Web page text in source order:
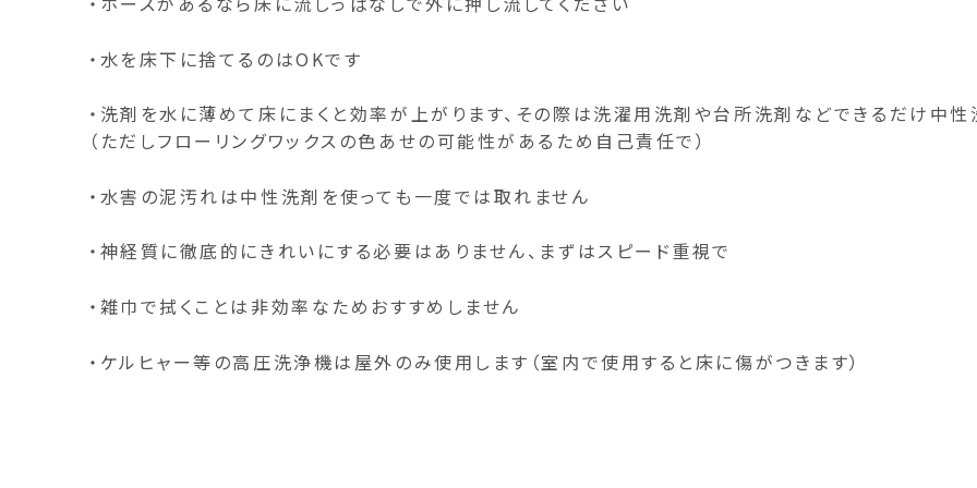
・水を床下に捨てるのはOKです
・洗剤を水に薄めて床にまくと効率が上がります、その際は洗濯用洗剤や台所洗剤などできるだけ中性
（ただしフローリングワックスの色あせの可能性があるため自己責任で）
・水害の泥汚れは中性洗剤を使っても一度では取れません
・神経質に徹底的にきれいにする必要はありません、まずはスピード重視で
・雑巾で拭くことは非効率なためおすすめしません
・ケルヒャー等の高圧洗浄機は屋外のみ使用します（室内で使用すると床に傷がつきます）